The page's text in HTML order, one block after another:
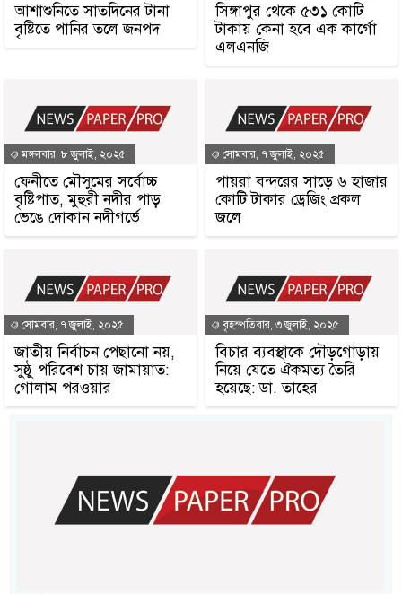
আশাশুনিতে সাতদিনের টানা
বৃষ্টিতে পানির তলে জনপদ
সিঙ্গাপুর থেকে ৫৩১ কোটি
টাকায় কেনা হবে এক কার্গো
এলএনজি
মঙ্গলবার, ৮ জুলাই, ২০২৫
ফেনীতে মৌসুমের সর্বোচ্চ
বৃষ্টিপাত, মুহুরী নদীর পাড়
ভেঙে দোকান নদীগর্ভে
সোমবার, ৭ জুলাই, ২০২৫
পায়রা বন্দরের সাড়ে ৬ হাজার
কোটি টাকার ড্রেজিং প্রকল
জলে
সোমবার, ৭ জুলাই, ২০২৫
জাতীয় নির্বাচন পেছানো নয়,
সুষ্ঠু পরিবেশ চায় জামায়াত:
গোলাম পরওয়ার
বৃহস্পতিবার, ৩ জুলাই, ২০২৫
বিচার ব্যবস্থাকে দৌড়গোড়ায়
নিয়ে যেতে ঐকমত্য তৈরি
হয়েছে: ডা. তাহের